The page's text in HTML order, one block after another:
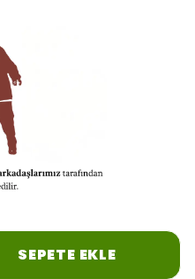
SEPETE EKLE